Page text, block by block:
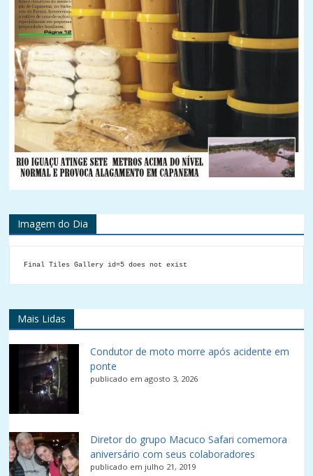
Imagem do Dia
Final Tiles Gallery id=5 does not exist
Mais Lidas
Condutor de moto morre após acidente em
ponte
publicado em agosto 3, 2026
Diretor do grupo Macuco Safari comemora
aniversário com seus colaboradores
publicado em julho 21, 2019